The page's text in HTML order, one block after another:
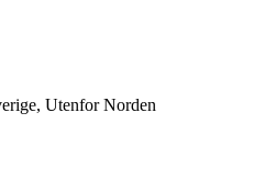
Utenfor Norden